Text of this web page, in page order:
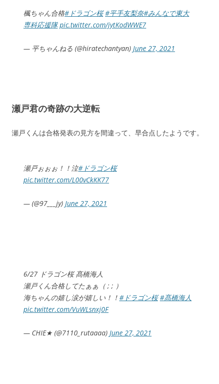
楓ちゃん合格#ドラゴン桜 #平手友梨奈#みんなで東大
専科応援隊 pic.twitter.com/jytKodWWE7
— 平ちゃんねる (@hiratechantyan) June 27, 2021
瀬戸君の奇跡の大逆転
瀬戸くんは合格発表の見方を間違って、早合点したようです。
瀬戸ぉぉぉ！！泣#ドラゴン桜
pic.twitter.com/L00vCkKK77
— (@97___jy) June 27, 2021
6/27 ドラゴン桜 髙橋海人
瀬戸くん合格してたぁぁ（ ; ; ）
海ちゃんの嬉し涙が嬉しい！！ #ドラゴン桜 #髙橋海人
pic.twitter.com/VuWLsnxj0F
— CHIE★ (@7110_rutaaaa) June 27, 2021